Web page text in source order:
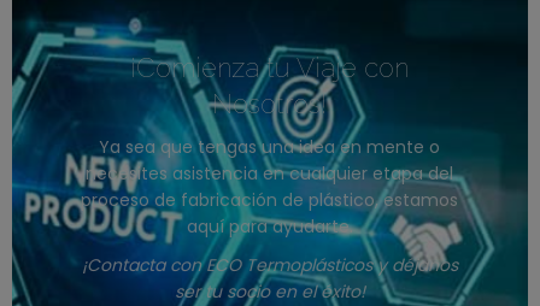
¡Comienza tu Viaje con
Nosotros!
Ya sea que tengas una idea en mente o
necesites asistencia en cualquier etapa del
proceso de fabricación de plástico, estamos
aquí para ayudarte.
¡Contacta con ECO Termoplásticos y déjanos
ser tu socio en el éxito!